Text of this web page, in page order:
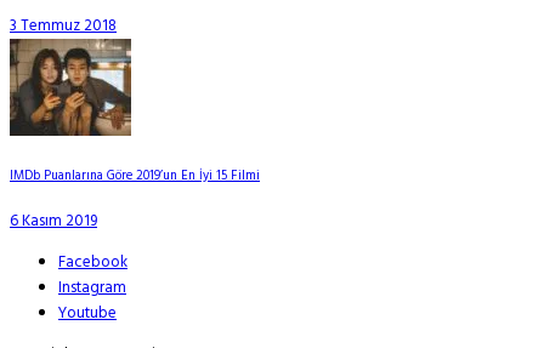
3 Temmuz 2018
IMDb Puanlarına Göre 2019’un En İyi 15 Filmi
6 Kasım 2019
Facebook
Instagram
Youtube